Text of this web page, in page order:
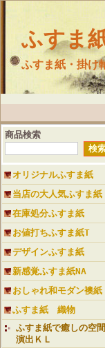
ふすま
ふすま紙・掛け
商品検索
オリジナルふすま紙
当店の大人気ふすま紙
在庫処分ふすま紙
お値打ちふすま紙T
デザインふすま紙
新感覚ふすま紙NA
おしゃれ和モダン襖紙
ふすま紙 織物
ふすま紙で癒しの空
演出ＫＬ